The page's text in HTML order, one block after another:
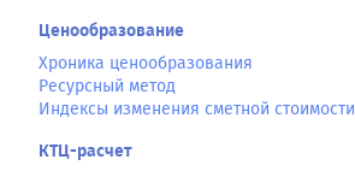
Ценообразование
Хроника ценообразования
Ресурсный метод
Индексы изменения сметной стоимости
КТЦ-расчет